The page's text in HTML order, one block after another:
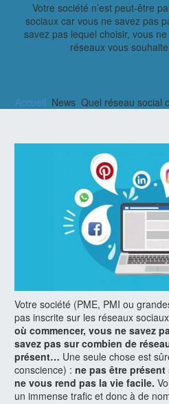
Votre société n’est peut-être
sociaux car vous ne savez pas
savez pas lequel choisir, vous
réseaux vous
Accueil News Quel réseau social
Votre société (PME, PMI ou
pas inscrite sur les réseaux
où commencer, vous ne savez
savez pas sur combien de
présent… Une seule chose est
conscience) : ne pas être
ne vous rend pas la vie facile.
un immense trafic et donc à de